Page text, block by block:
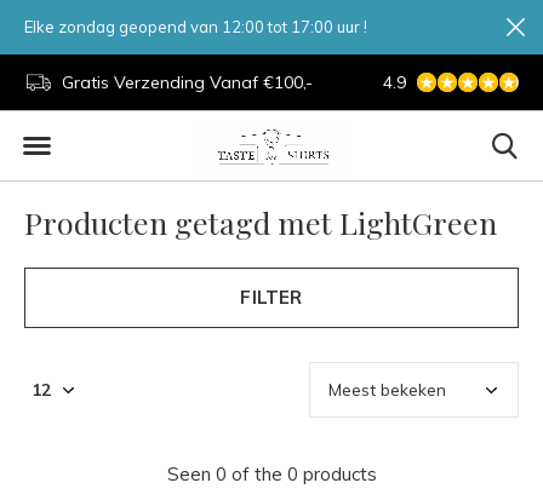
Gratis Verzending Vanaf €100,- 7 Dagen Per
4.9
Elke zondag geopend van 12:00 tot 17:00 uur !
Producten getagd met LightGreen
FILTER
Seen 0 of the 0 products